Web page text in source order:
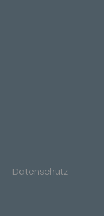
Datenschutz